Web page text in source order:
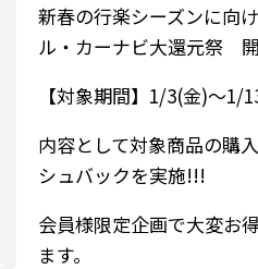
新春の行楽シーズンに向
ル・カーナビ大還元祭
【対象期間】1/3(金)～1/
内容として対象商品の購
シュバックを実施!!!
会員様限定企画で大変お
ます。